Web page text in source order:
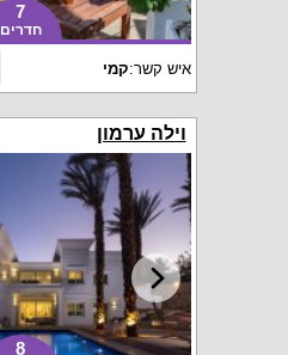
7
חדרים
איש קשר:קמי
וילה ערמון
8